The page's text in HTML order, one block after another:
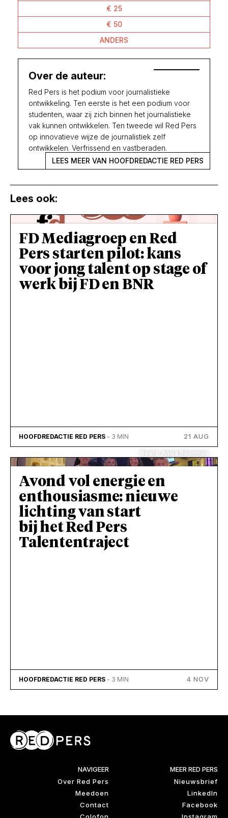
€ 25
€ 50
ANDERS
Over de auteur:
Red Pers is het podium voor journalistieke
ontwikkeling. Ten eerste is het een podium voor
studenten, waar zij zich binnen het journalistieke
vak kunnen ontwikkelen. Ten tweede wil Red Pers
op innovatieve wijze de journalistiek zelf
ontwikkelen. Verfrissend en vastberaden.
LEES MEER VAN HOOFDREDACTIE RED PERS
Lees ook:
FD Mediagroep en Red
Pers starten pilot: kans
voor jong talent op stage of
werk bij FD en BNR
HOOFDREDACTIE RED PERS - 3 MIN 21 AUG
Beeld: Anisa Boonman
Avond vol energie en
enthousiasme: nieuwe
lichting van start
bij het Red Pers
Talententraject
HOOFDREDACTIE RED PERS - 3 MIN 4 NOV
NAVIGEER
Over Red Pers
Meedoen
Contact
MEER RED PERS
Nieuwsbrief
LinkedIn
Facebook